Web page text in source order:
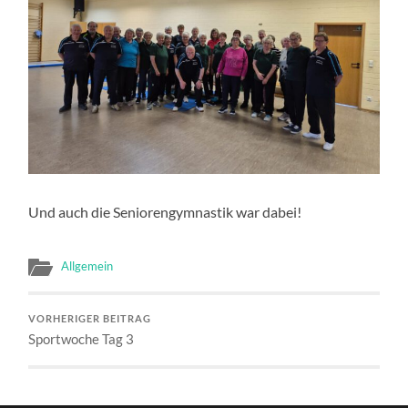
Und auch die Seniorengymnastik war dabei!
Allgemein
VORHERIGER BEITRAG
Sportwoche Tag 3